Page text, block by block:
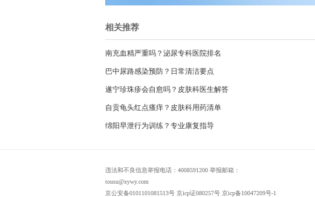
相关推荐
南充血精严重吗？泌尿专科医院排名
巴中尿路感染预防？日常清洁要点
遂宁珍珠疹会自愈吗？皮肤科医生解答
自贡龟头红点瘙痒？皮肤科用药清单
绵阳早泄行为训练？专业康复指导
违法和不良信息举报电话：4008591200 举报邮箱：
tousu@xywy.com
京公安备0101101081513号 京icp证080257号 京icp备10047209号-1